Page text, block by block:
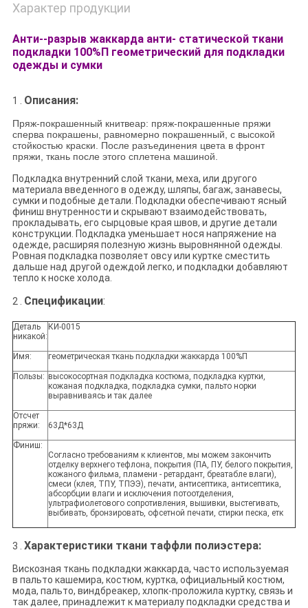
Характер продукции
Анти--разрыв жаккарда анти- статической ткани
подкладки 100%П геометрический для подкладки
одежды и сумки
1 . Описания:
Пряж-покрашенный книтвеар: пряж-покрашенные пряжи
сперва покрашены, равномерно покрашенный, с высокой
стойкостью краски. После разъединения цвета в фронт
пряжи, ткань после этого сплетена машиной.
Подкладка внутренний слой ткани, меха, или другого
материала введенного в одежду, шляпы, багаж, занавесы,
сумки и подобные детали. Подкладки обеспечивают ясный
финиш внутренности и скрывают взаимодействовать,
прокладывать, его сырцовые края швов, и другие детали
конструкции. Подкладка уменьшает нося напряжение на
одежде, расширяя полезную жизнь выровнянной одежды.
Ровная подкладка позволяет овсу или куртке сместить
дальше над другой одеждой легко, и подкладки добавляют
тепло к носке холода.
2 . Спецификации:
Деталь
никакой:
КИ-0015
Имя: геометрическая ткань подкладки жаккарда 100%П
Пользы: высокосортная подкладка костюма, подкладка куртки,
кожаная подкладка, подкладка сумки, пальто норки
выравниваясь и так далее
Отсчет
пряжи:
63Д*63Д
Финиш:
Согласно требованиям к клиентов, мы можем закончить
отделку верхнего тефлона, покрытия (ПА, ПУ, белого покрытия,
кожаного фильма, пламени - ретардант, бреатабле влаги),
смеси (клея, ТПУ, ТПЭЭ), печати, антисептика, антисептика,
абсорбции влаги и исключения потоотделения,
ультрафиолетового сопротивления, вышивки, выстегивать,
выбивать, бронзировать, офсетной печати, стирки песка, етк
3 . Характеристики ткани таффли полиэстера:
Вискозная ткань подкладки жаккарда, часто используемая
в пальто кашемира, костюм, куртка, официальный костюм,
мода, пальто, виндбреакер, хлопк-проложила куртку, связь и
так далее, принадлежит к материалу подкладки средства и